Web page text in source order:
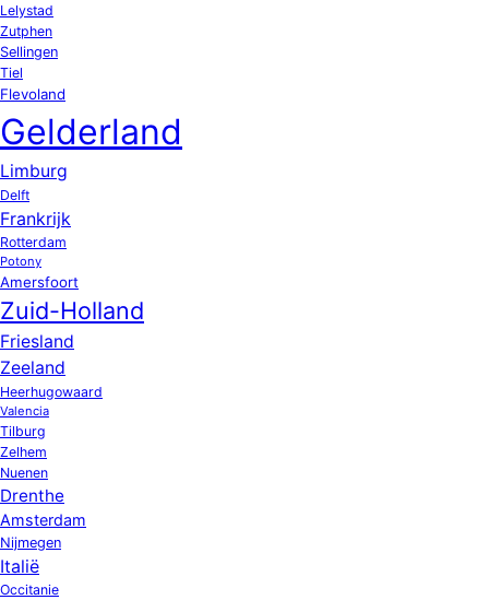
Lelystad
Zutphen
Sellingen
Tiel
Flevoland
Gelderland
Limburg
Delft
Frankrijk
Rotterdam
Potony
Amersfoort
Zuid-Holland
Friesland
Zeeland
Heerhugowaard
Valencia
Tilburg
Zelhem
Nuenen
Drenthe
Amsterdam
Nijmegen
Italië
Occitanie